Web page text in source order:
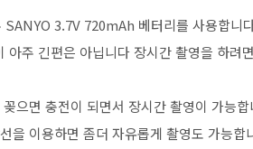
SANYO 3.7V 720mAh 베터리를 사용합니
아주 긴편은 아닙니다 장시간 촬영을 하려
으면 충전이 되면서 장시간 촬영이 가능
을 이용하면 좀더 자유롭게 촬영도 가능합